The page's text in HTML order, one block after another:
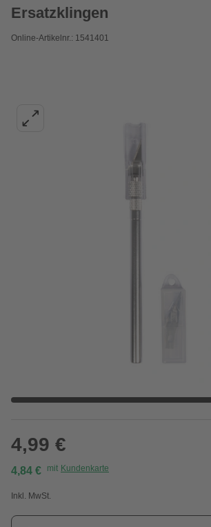
Ersatzklingen
Online-Artikelnr.: 1541401
4,99 €
4,84 € mit Kundenkarte
Inkl. MwSt.